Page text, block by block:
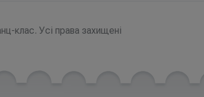
клас. Усі права захищені